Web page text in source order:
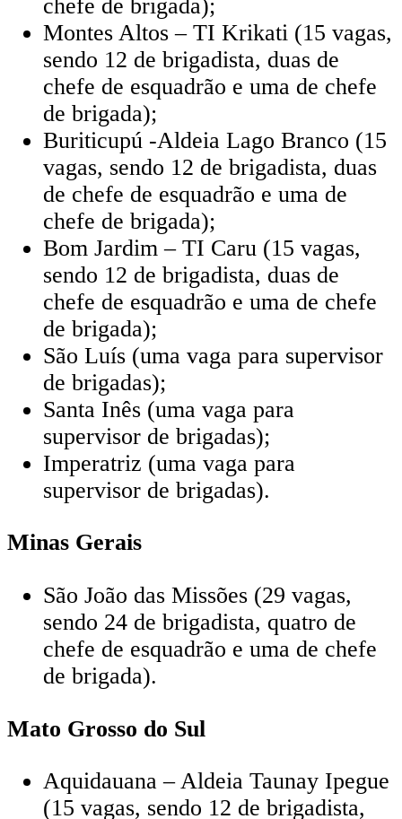
chefe de brigada);
Montes Altos – TI Krikati (15 vagas,
sendo 12 de brigadista, duas de
chefe de esquadrão e uma de chefe
de brigada);
Buriticupú -Aldeia Lago Branco (15
vagas, sendo 12 de brigadista, duas
de chefe de esquadrão e uma de
chefe de brigada);
Bom Jardim – TI Caru (15 vagas,
sendo 12 de brigadista, duas de
chefe de esquadrão e uma de chefe
de brigada);
São Luís (uma vaga para supervisor
de brigadas);
Santa Inês (uma vaga para
supervisor de brigadas);
Imperatriz (uma vaga para
supervisor de brigadas).
Minas Gerais
São João das Missões (29 vagas,
sendo 24 de brigadista, quatro de
chefe de esquadrão e uma de chefe
de brigada).
Mato Grosso do Sul
Aquidauana – Aldeia Taunay Ipegue
(15 vagas, sendo 12 de brigadista,